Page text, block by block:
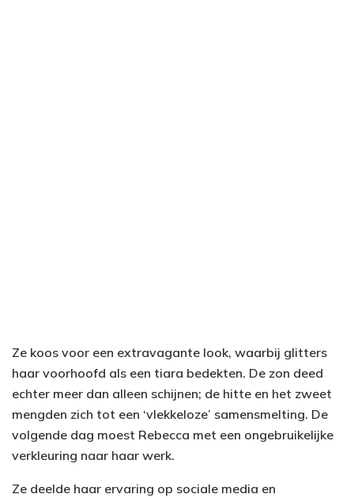
Ze koos voor een extravagante look, waarbij glitters
haar voorhoofd als een tiara bedekten. De zon deed
echter meer dan alleen schijnen; de hitte en het zweet
mengden zich tot een ‘vlekkeloze’ samensmelting. De
volgende dag moest Rebecca met een ongebruikelijke
verkleuring naar haar werk.
Ze deelde haar ervaring op sociale media en